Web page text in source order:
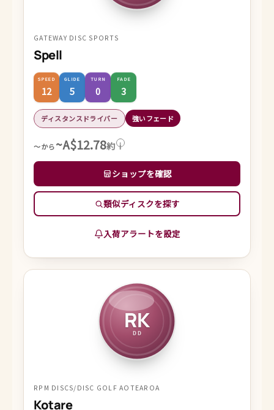
GATEWAY DISC SPORTS
Spell
SPEED
12
GLIDE
5
TURN
0
FADE
3
ディスタンスドライバー 強いフェード
～から~A$12.78約 i
ショップを確認
類似ディスクを探す
入荷アラートを設定
RK
DD
RPM DISCS/DISC GOLF AOTEAROA
Kotare